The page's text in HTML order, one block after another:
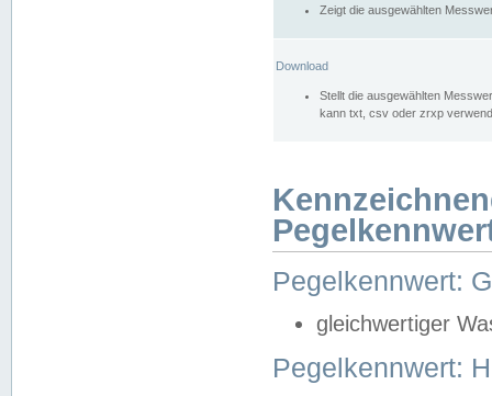
Zeigt die ausgewählten
Download
Stellt die ausgewählten
kann txt, csv oder zrxp
Pegelkennwert:
gleichwertiger
Pegelkennwert: